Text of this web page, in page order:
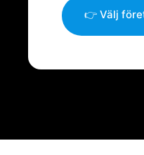
👉 Välj